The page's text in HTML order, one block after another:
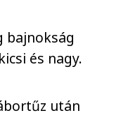
bajnokság
és nagy.
után